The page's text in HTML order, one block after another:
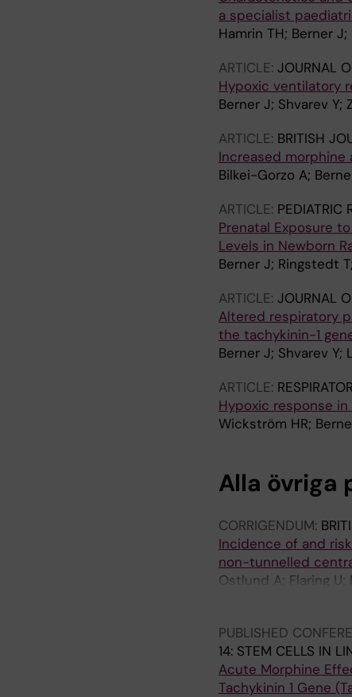
a specialist
Hamrin TH; Berner J;
ARTICLE: JOURNAL
Hypoxic ventilatory
Berner J; Shvarev Y;
ARTICLE: BRITISH
Increased
Bilkei-Gorzo A;
ARTICLE: PEDIATRIC
Prenatal Exposure
Levels in Newborn
Berner J; Ringstedt
ARTICLE: JOURNAL
Altered respiratory
the tachykinin-1
Berner J; Shvarev
ARTICLE:
Hypoxic response
Wickström HR;
Alla övriga
CORRIGENDUM:
Incidence of and
non-tunnelled
Ostlund A; Flaring U;
PUBLISHED
14: STEM CELLS IN
Acute Morphine
Tachykinin 1 Gene